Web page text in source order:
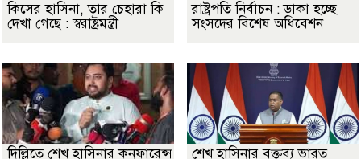
কিসের হাসিনা, তার চেহারা কি
দেখা গেছে : স্বরাষ্ট্রমন্ত্রী
রাষ্ট্রপতি নির্বাচন : ডাকা হচ্ছে
সংসদের বিশেষ অধিবেশন
দিল্লিতে শেখ হাসিনার কনফারেন্স
শেখ হাসিনার বক্তব্য ভারত